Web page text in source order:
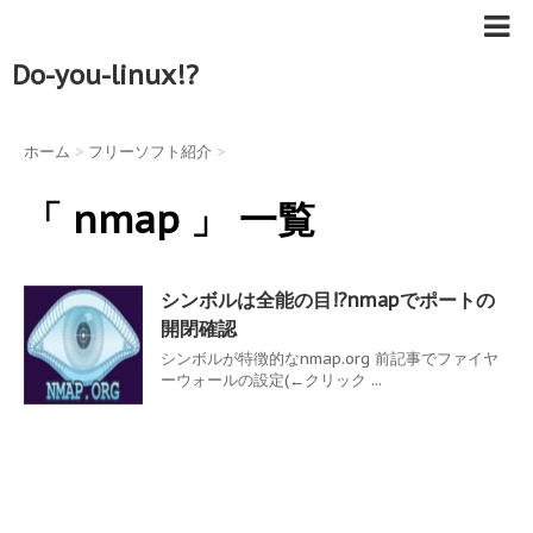
Do-you-linux!?
ホーム > フリーソフト紹介 >
「 nmap 」 一覧
シンボルは全能の目!?nmapでポートの
開閉確認
シンボルが特徴的なnmap.org 前記事でファイヤ
ーウォールの設定(←クリック ...